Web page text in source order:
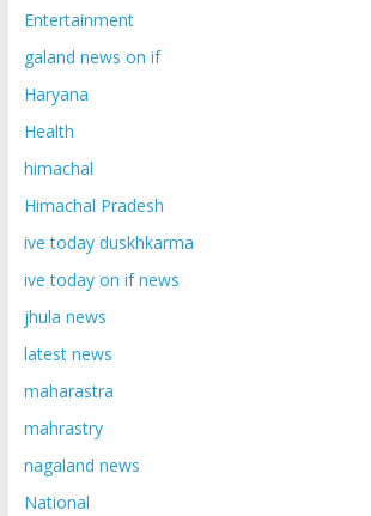
Entertainment
galand news on if
Haryana
Health
himachal
Himachal Pradesh
ive today duskhkarma
ive today on if news
jhula news
latest news
maharastra
mahrastry
nagaland news
National